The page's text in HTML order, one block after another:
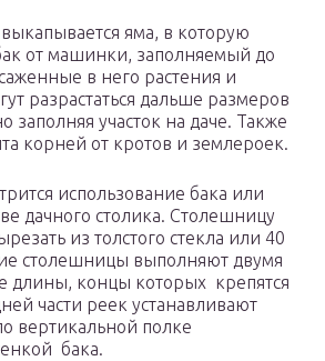
яма, в которую
от машинки, заполняемый до
в него растения и
разрастаться дальше размеров
заполняя участок на даче. Также
корней от кротов и землероек.
использование бака или
дачного столика. Столешницу
из толстого стекла или 40
столешницы выполняют двумя
длины, концы которых крепятся
части реек устанавливают
вертикальной полке
бака.